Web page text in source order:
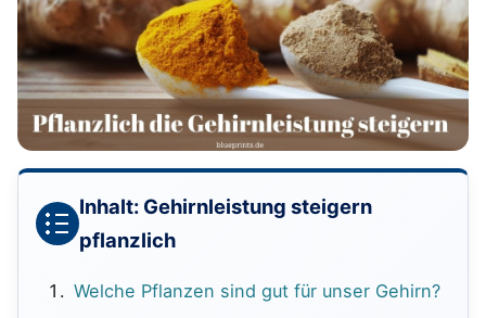
Inhalt: Gehirnleistung steigern
pflanzlich
Welche Pflanzen sind gut für unser Gehirn?